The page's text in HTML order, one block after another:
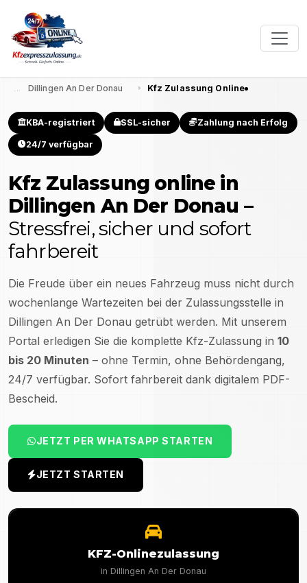
Dillingen An Der Donau Kfz Zulassung Online
KBA-registriert SSL-sicher Zahlung nach Erfolg
24/7 verfügbar
Kfz Zulassung online in
Dillingen An Der Donau –
Stressfrei, sicher und sofort
fahrbereit
Die Freude über ein neues Fahrzeug muss nicht durch
wochenlange Wartezeiten bei der Zulassungsstelle in
Dillingen An Der Donau getrübt werden. Mit unserem
Portal erledigen Sie die komplette Kfz-Zulassung in 10
bis 20 Minuten – ohne Termin, ohne Behördengang,
24/7 verfügbar. Sofort fahrbereit dank digitalem PDF-
Bescheid.
JETZT PER WHATSAPP STARTEN
JETZT STARTEN
KFZ-Onlinezulassung
in Dillingen An Der Donau